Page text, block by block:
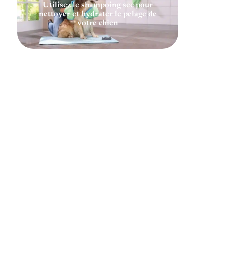
Utilisez le shampoing sec pour
nettoyer et hydrater le pelage de
votre chien